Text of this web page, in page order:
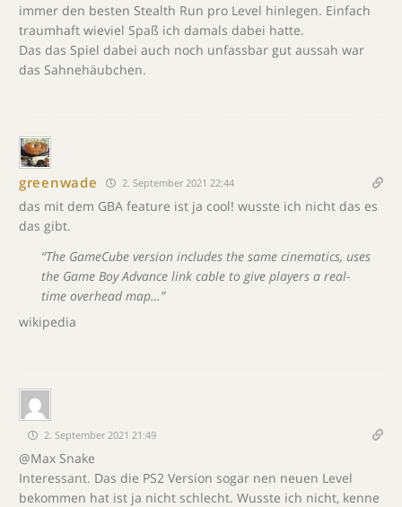
immer den besten Stealth Run pro Level hinlegen. Einfach
traumhaft wieviel Spaß ich damals dabei hatte.
Das das Spiel dabei auch noch unfassbar gut aussah war
das Sahnehäubchen.
greenwade 2. September 2021 22:44
das mit dem GBA feature ist ja cool! wusste ich nicht das es
das gibt.
“The GameCube version includes the same cinematics, uses
the Game Boy Advance link cable to give players a real-
time overhead map…”
wikipedia
2. September 2021 21:49
@Max Snake
Interessant. Das die PS2 Version sogar nen neuen Level
bekommen hat ist ja nicht schlecht. Wusste ich nicht, kenne